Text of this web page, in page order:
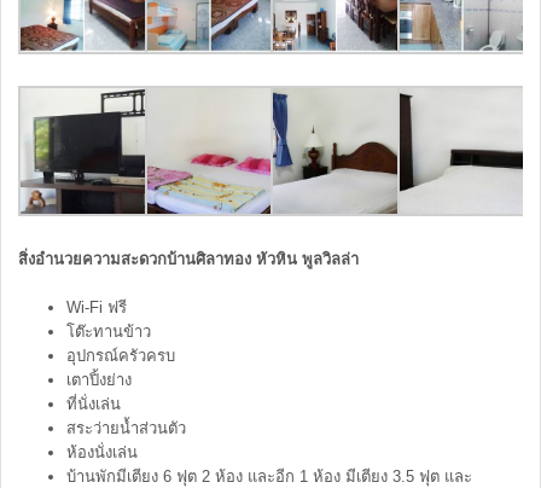
สิ่งอำนวยความสะดวกบ้านศิลาทอง หัวหิน พูลวิลล่า
Wi-Fi ฟรี
โต๊ะทานข้าว
อุปกรณ์ครัวครบ
เตาปิ้งย่าง
ที่นั่งเล่น
สระว่ายน้ำส่วนตัว
ห้องนั่งเล่น
บ้านพักมีเตียง 6 ฟุต 2 ห้อง และอีก 1 ห้อง มีเตียง 3.5 ฟุต และ